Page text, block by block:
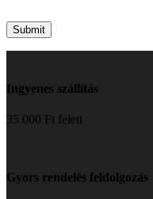
Ingyenes szállítás
35 000 Ft felett
Gyors rendelés feldolgozás